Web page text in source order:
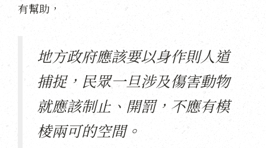
有幫助，
地方政府應該要以身作則人道
捕捉，民眾一旦涉及傷害動物
就應該制止、開罰，不應有模
棱兩可的空間。